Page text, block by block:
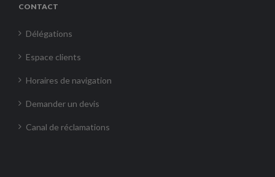
CONTACT
Délégations
Espace clients
Horaires de navigation
Demander un devis
Canal de réclamations